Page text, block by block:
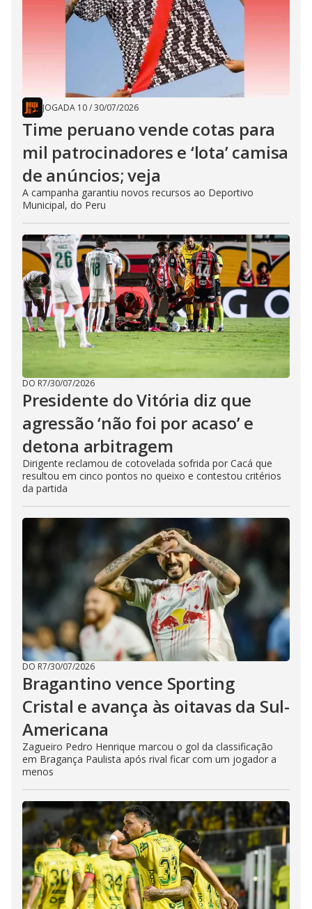
JOGADA 10/30/07/2026
Time peruano vende cotas para
mil patrocinadores e ‘lota’ camisa
de anúncios; veja
A campanha garantiu novos recursos ao Deportivo
Municipal, do Peru
DO R7/30/07/2026
Presidente do Vitória diz que
agressão ‘não foi por acaso’ e
detona arbitragem
Dirigente reclamou de cotovelada sofrida por Cacá que
resultou em cinco pontos no queixo e contestou critérios
da partida
DO R7/30/07/2026
Bragantino vence Sporting
Cristal e avança às oitavas da Sul-
Americana
Zagueiro Pedro Henrique marcou o gol da classificação
em Bragança Paulista após rival ficar com um jogador a
menos